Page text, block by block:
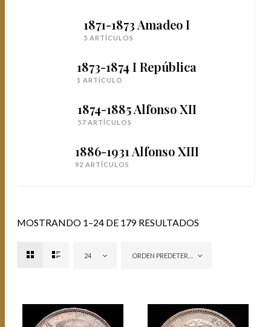
1871-1873 Amadeo I
5 ARTÍCULOS
1873-1874 I República
1 ARTÍCULO
1874-1885 Alfonso XII
57 ARTÍCULOS
1886-1931 Alfonso XIII
92 ARTÍCULOS
MOSTRANDO 1–24 DE 179 RESULTADOS
24